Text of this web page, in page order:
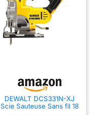
DEWALT DCS331N-XJ
Scie Sauteuse Sans fil 18